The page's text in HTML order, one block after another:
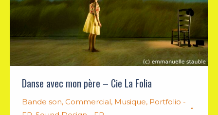
Danse avec mon père – Cie La Folia
Bande son, Commercial, Musique, Portfolio -